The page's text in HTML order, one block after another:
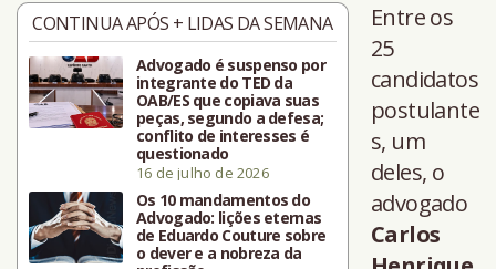
CONTINUA APÓS + LIDAS DA SEMANA
Advogado é suspenso por
integrante do TED da
OAB/ES que copiava suas
peças, segundo a defesa;
conflito de interesses é
questionado
16 de julho de 2026
Os 10 mandamentos do
Advogado: lições eternas
de Eduardo Couture sobre
o dever e a nobreza da
Entre os
25
candidatos
postulante
s, um
deles, o
advogado
Carlos